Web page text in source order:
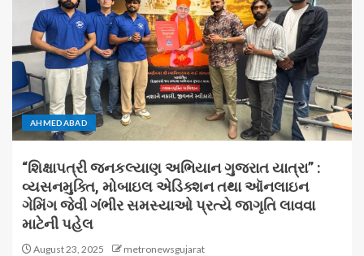
AHMEDABAD
“શિક્ષાપત્રી જનકલ્યાણ અભિયાન ગુજરાત યાત્રા” :
વ્યસનમુક્તિ, મોબાઇલ એડિક્શન તથા ઑનલાઇન
ગેમિંગ જેવી ગંભીર સમસ્યાઓ પ્રત્યે જાગૃતિ લાવવા
માટેની પહેલ
August 23, 2025 metronewsgujarat